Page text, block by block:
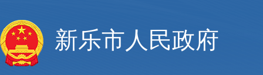
新乐市人民政府